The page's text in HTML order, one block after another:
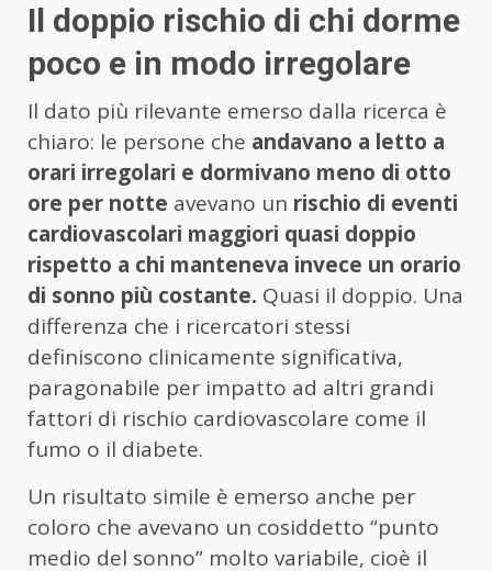
Il doppio rischio di chi dorme
poco e in modo irregolare
Il dato più rilevante emerso dalla ricerca è
chiaro: le persone che andavano a letto a
orari irregolari e dormivano meno di otto
ore per notte avevano un rischio di eventi
cardiovascolari maggiori quasi doppio
rispetto a chi manteneva invece un orario
di sonno più costante. Quasi il doppio. Una
differenza che i ricercatori stessi
definiscono clinicamente significativa,
paragonabile per impatto ad altri grandi
fattori di rischio cardiovascolare come il
fumo o il diabete.
Un risultato simile è emerso anche per
coloro che avevano un cosiddetto “punto
medio del sonno” molto variabile, cioè il